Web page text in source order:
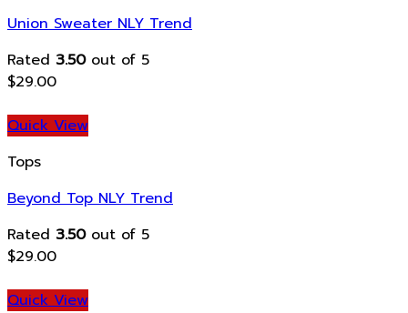
Union Sweater NLY Trend
Rated 3.50out of 5
$29.00
Quick View
Tops
Beyond Top NLY Trend
Rated 3.50out of 5
$29.00
Quick View